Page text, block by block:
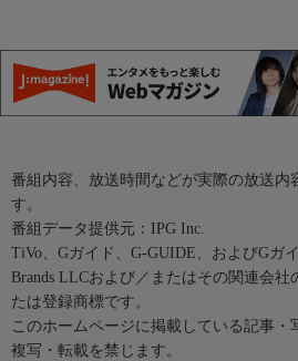
番組内容、放送時間などが実際の放送内
す。
番組データ提供元：IPG Inc.
TiVo、Gガイド、G-GUIDE、およびGガ
Brands LLCおよび／またはその関連会社
たは登録商標です。
このホームページに掲載している記事・
複写・転載を禁じます。